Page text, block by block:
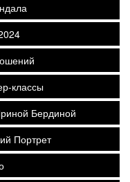
классы
Бердиной
Портрет